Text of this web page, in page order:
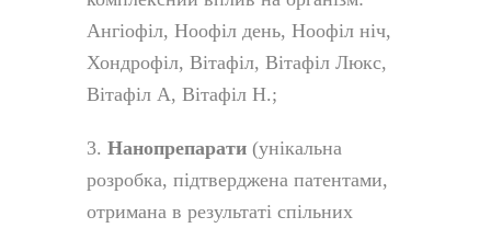
Ангіофіл, Ноофіл день, Ноофіл ніч,
Хондрофіл, Вітафіл, Вітафіл Люкс,
Вітафіл А, Вітафіл Н.;
3. Нанопрепарати (унікальна
розробка, підтверджена патентами,
отримана в результаті спільних